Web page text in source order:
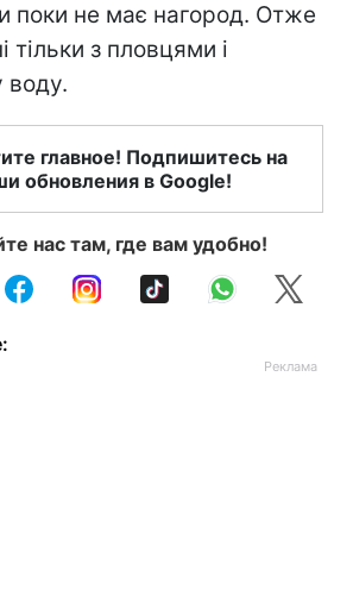
поки не має нагород. Отже
тільки з пловцями і
воду.
главное! Подпишитесь на
обновления в Google!
нас там, где вам удобно!